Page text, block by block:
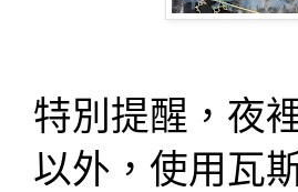
特別提醒，夜
以外，使用瓦